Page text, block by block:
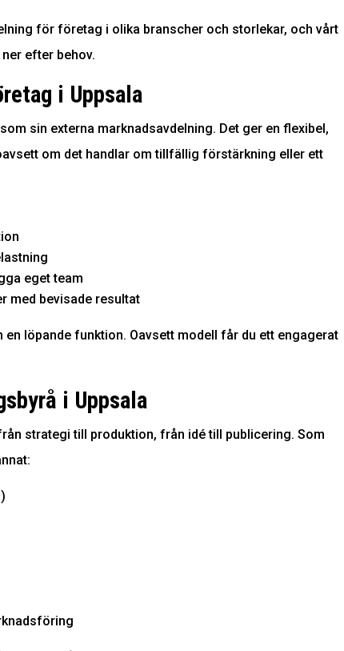
för företag i olika branscher och storlekar, och vårt
efter behov.
i Uppsala
sin externa marknadsavdelning. Det ger en flexibel,
om det handlar om tillfällig förstärkning eller ett
eget team
med bevisade resultat
löpande funktion. Oavsett modell får du ett engagerat
i Uppsala
strategi till produktion, från idé till publicering. Som